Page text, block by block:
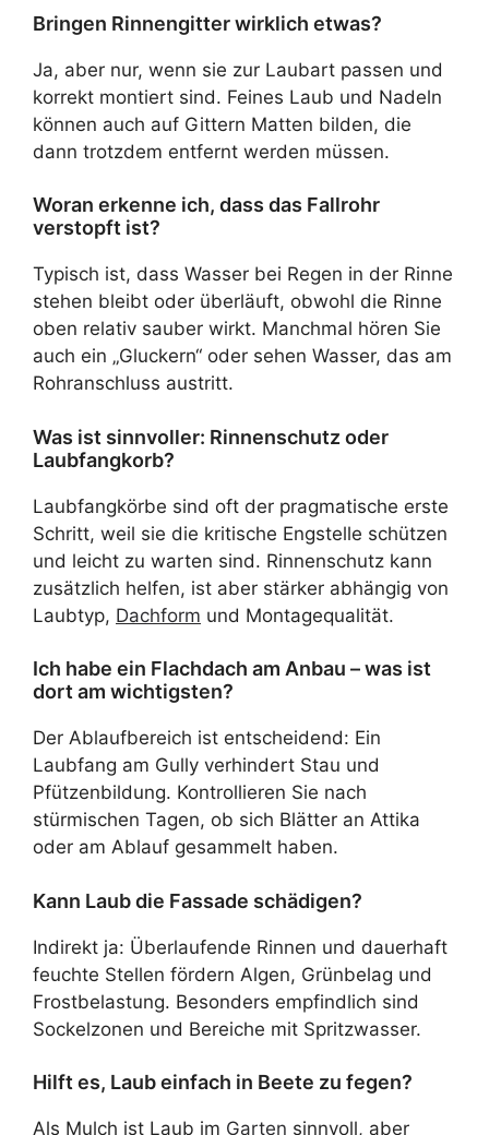
Bringen Rinnengitter wirklich etwas?
Ja, aber nur, wenn sie zur Laubart passen und
korrekt montiert sind. Feines Laub und Nadeln
können auch auf Gittern Matten bilden, die
dann trotzdem entfernt werden müssen.
Woran erkenne ich, dass das Fallrohr
verstopft ist?
Typisch ist, dass Wasser bei Regen in der Rinne
stehen bleibt oder überläuft, obwohl die Rinne
oben relativ sauber wirkt. Manchmal hören Sie
auch ein „Gluckern“ oder sehen Wasser, das am
Rohranschluss austritt.
Was ist sinnvoller: Rinnenschutz oder
Laubfangkorb?
Laubfangkörbe sind oft der pragmatische erste
Schritt, weil sie die kritische Engstelle schützen
und leicht zu warten sind. Rinnenschutz kann
zusätzlich helfen, ist aber stärker abhängig von
Laubtyp, Dachform und Montagequalität.
Ich habe ein Flachdach am Anbau – was ist
dort am wichtigsten?
Der Ablaufbereich ist entscheidend: Ein
Laubfang am Gully verhindert Stau und
Pfützenbildung. Kontrollieren Sie nach
stürmischen Tagen, ob sich Blätter an Attika
oder am Ablauf gesammelt haben.
Kann Laub die Fassade schädigen?
Indirekt ja: Überlaufende Rinnen und dauerhaft
feuchte Stellen fördern Algen, Grünbelag und
Frostbelastung. Besonders empfindlich sind
Sockelzonen und Bereiche mit Spritzwasser.
Hilft es, Laub einfach in Beete zu fegen?
Als Mulch ist Laub im Garten sinnvoll, aber